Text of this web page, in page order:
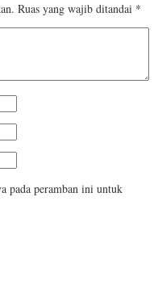
Ruas yang wajib ditandai *
pada peramban ini untuk